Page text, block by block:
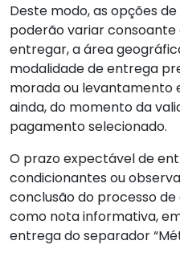
Deste modo, as opções
poderão variar
entregar, a área
modalidade de entrega
morada ou levantamento
ainda, do momento da
pagamento selecionado.
O prazo expectável de
condicionantes ou
conclusão do processo
como nota informativa,
entrega do separador